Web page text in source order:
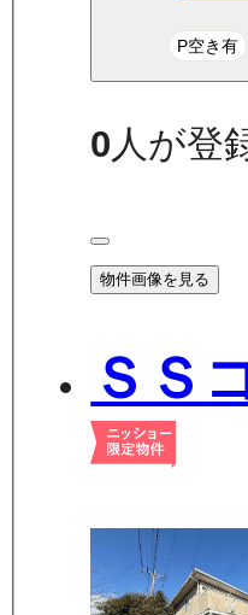
P空き有
0 人が登
物件画像を見る
ＳＳ